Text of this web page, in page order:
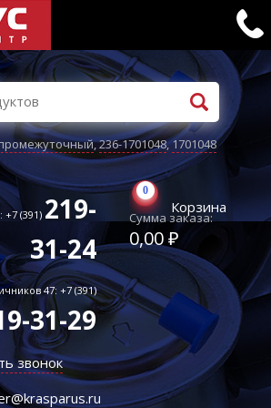
,236-1701048,1701048
+7 (391) 219-
31-24
47: +7 (391)
31-29
звонок
0
Корзина
Сумма заказа:
0,00 ₽